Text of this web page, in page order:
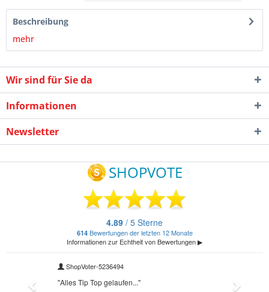
Beschreibung
mehr
Wir sind für Sie da
Informationen
Newsletter